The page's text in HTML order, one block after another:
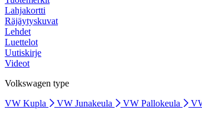
Lahjakortti
Räjäytyskuvat
Lehdet
Luettelot
Uutiskirje
Videot
Volkswagen type
VW Kupla
VW Junakeula VW Pallokeula